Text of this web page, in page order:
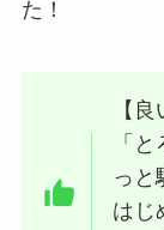
た！
【
「
っと
はじ